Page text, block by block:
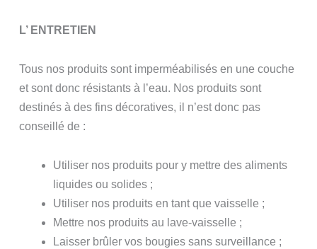
L’ ENTRETIEN
Tous nos produits sont imperméabilisés en une couche
et sont donc résistants à l’eau. Nos produits sont
destinés à des fins décoratives, il n’est donc pas
conseillé de :
Utiliser nos produits pour y mettre des aliments
liquides ou solides ;
Utiliser nos produits en tant que vaisselle ;
Mettre nos produits au lave-vaisselle ;
Laisser brûler vos bougies sans surveillance ;